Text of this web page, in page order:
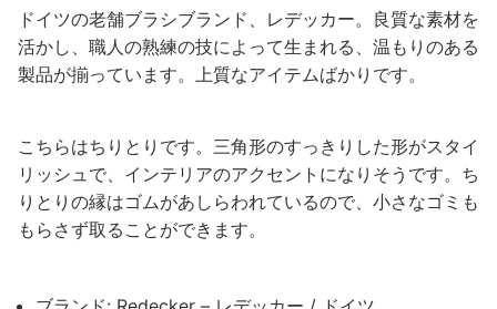
ドイツの老舗ブラシブランド、レデッカー。良質な素材を
活かし、職人の熟練の技によって生まれる、温もりのある
製品が揃っています。上質なアイテムばかりです。
こちらはちりとりです。三角形のすっきりした形がスタイ
リッシュで、インテリアのアクセントになりそうです。ち
りとりの縁はゴムがあしらわれているので、小さなゴミも
もらさず取ることができます。